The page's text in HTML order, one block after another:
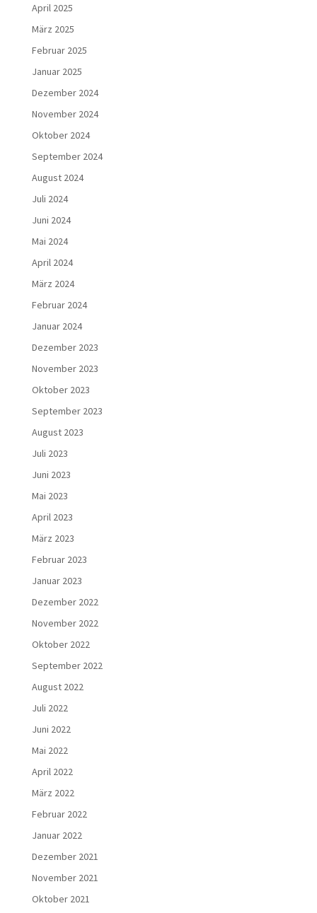
April 2025
März 2025
Februar 2025
Januar 2025
Dezember 2024
November 2024
Oktober 2024
September 2024
August 2024
Juli 2024
Juni 2024
Mai 2024
April 2024
März 2024
Februar 2024
Januar 2024
Dezember 2023
November 2023
Oktober 2023
September 2023
August 2023
Juli 2023
Juni 2023
Mai 2023
April 2023
März 2023
Februar 2023
Januar 2023
Dezember 2022
November 2022
Oktober 2022
September 2022
August 2022
Juli 2022
Juni 2022
Mai 2022
April 2022
März 2022
Februar 2022
Januar 2022
Dezember 2021
November 2021
Oktober 2021